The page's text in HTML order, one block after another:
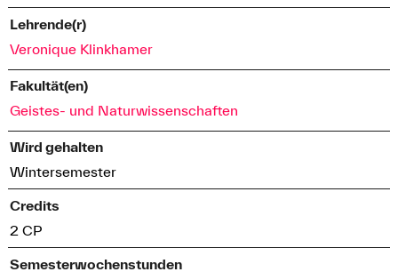
Lehrende(r)
Veronique Klinkhamer
Fakultät(en)
Geistes- und Naturwissenschaften
Wird gehalten
Wintersemester
Credits
2 CP
Semesterwochenstunden